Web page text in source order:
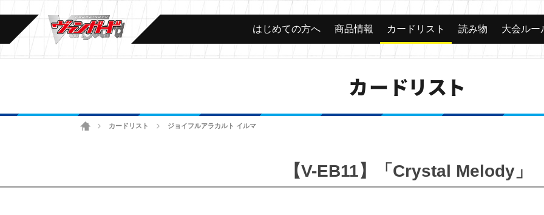
はじめての方へ 商品情報 カードリスト 読み物 大会ルー
カードリスト
ホームカードリスト ジョイフルアラカルト イルマ
【V-EB11】「Crystal Melody」